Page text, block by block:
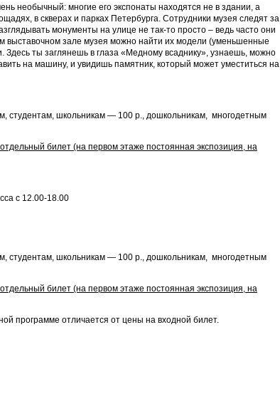
необычный: многие его экспонаты находятся не в здании, а
в скверах и парках Петербурга. Сотрудники музея следят за
монументы на улице не так-то просто – ведь часто они
выставочном зале музея можно найти их модели (уменьшенные
Здесь ты заглянешь в глаза «Медному всаднику», узнаешь, можно
на машину, и увидишь памятник, который может уместиться на
студентам, школьникам — 100 р., дошкольникам, многодетным
билет (на первом этаже постоянная экспозиция, на
с 12.00-18.00
студентам, школьникам — 100 р., дошкольникам, многодетным
билет (на первом этаже постоянная экспозиция, на
программе отличается от цены на входной билет.